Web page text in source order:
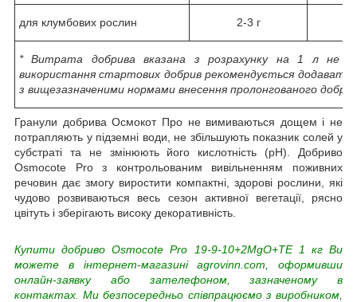
для клумбових рослин 2-3 г
* Витрата добрива вказана з розрахунку на 1 л не
використання стартових добрив рекомендується додавати
з вищезазначеними нормами внесення пролонгованого
Гранули добрива Осмокот Про не вимиваються дощем і не
потрапляють у підземні води, не збільшують показник солей у
субстраті та не змінюють його кислотність (рН). Добриво
Osmocote Pro з контрольованим вивільненням поживних
речовин дає змогу виростити компактні, здорові рослини, які
чудово розвиваються весь сезон активної вегетації, рясно
цвітуть і зберігають високу декоративність.
Купити добриво Osmocote Pro 19-9-10+2MgO+TE 1 кг Ви
можете в інтернет-магазині agrovinn.com, оформивши
онлайн-заявку або зателефоном, зазначеному в
контактах. Ми безпосередньо співпрацюємо з виробником,